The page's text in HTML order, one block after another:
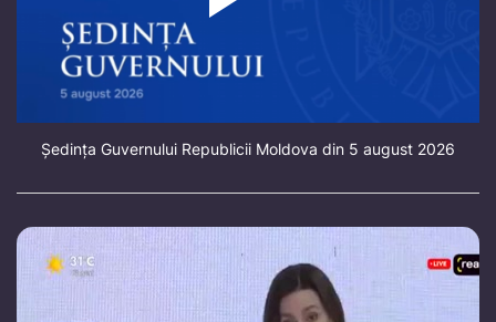
Ședința Guvernului Republicii Moldova din 5 august 2026